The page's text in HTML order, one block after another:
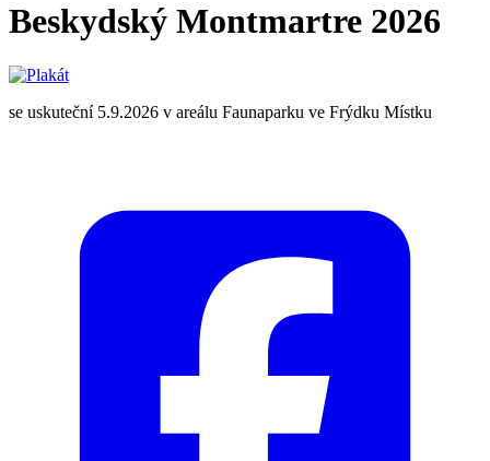
Beskydský Montmartre 2026
se uskuteční 5.9.2026 v areálu Faunaparku ve Frýdku Místku